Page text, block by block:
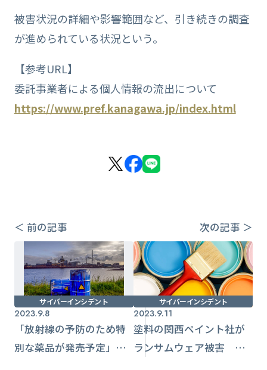
被害状況の詳細や影響範囲など、引き続きの調査
が進められている状況という。
【参考URL】
委託事業者による個人情報の流出について
https://www.pref.kanagawa.jp/index.html
＜ 前の記事 次の記事 ＞
サイバーインシデント
2023.9.8
「放射線の予防のため特
別な薬品が発売予定」
サイバーインシデント
2023.9.11
塗料の関西ペイント社が
ランサムウェア被害 詳